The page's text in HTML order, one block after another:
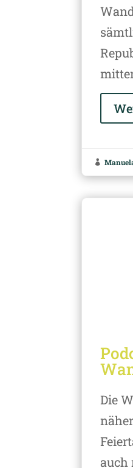

Die
auch